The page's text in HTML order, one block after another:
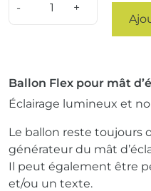
Ballon Flex pour mât
Éclairage lumineux et
Le ballon reste toujours
générateur du mât
Il peut également être
et/ou un texte.